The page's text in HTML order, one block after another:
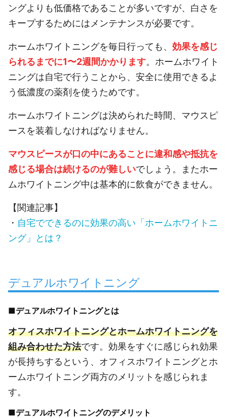
ングよりも低価格であることが多いですが、白さを
キープするためにはメンテナンスが必要です。
ホームホワイトニングを毎日行っても、 効果を感じ
られるまでに1〜2週間かかります。ホームホワイト
ニングは自宅で行うことから、安全に使用できるよ
う低濃度の薬剤を使うためです。
ホームホワイトニングは決められた時間、マウスピ
ースを装着しなければなりません。
マウスピースが口の中にあることに違和感や抵抗を
感じる場合は続けるのが難しいでしょう。またホー
ムホワイトニング中は基本的に飲食ができません。
【関連記事】
・ 自宅でできるのに効果の高い「ホームホワイトニ
ング」とは？
デュアルホワイトニング
■デュアルホワイトニングとは
オフィスホワイトニングとホームホワイトニングを
組み合わせた方法です。効果をすぐに感じられ効果
が長持ちするという、オフィスホワイトニングとホ
ームホワイトニング両方のメリットを感じられま
す。
■デュアルホワイトニングのデメリット